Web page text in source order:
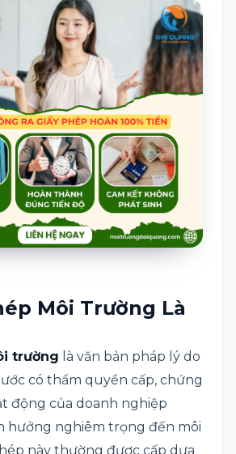
Môi Trường Là
trường là văn bản pháp lý do
có thẩm quyền cấp, chứng
động của doanh nghiệp
hưởng nghiêm trọng đến môi
này thường được cấp dựa